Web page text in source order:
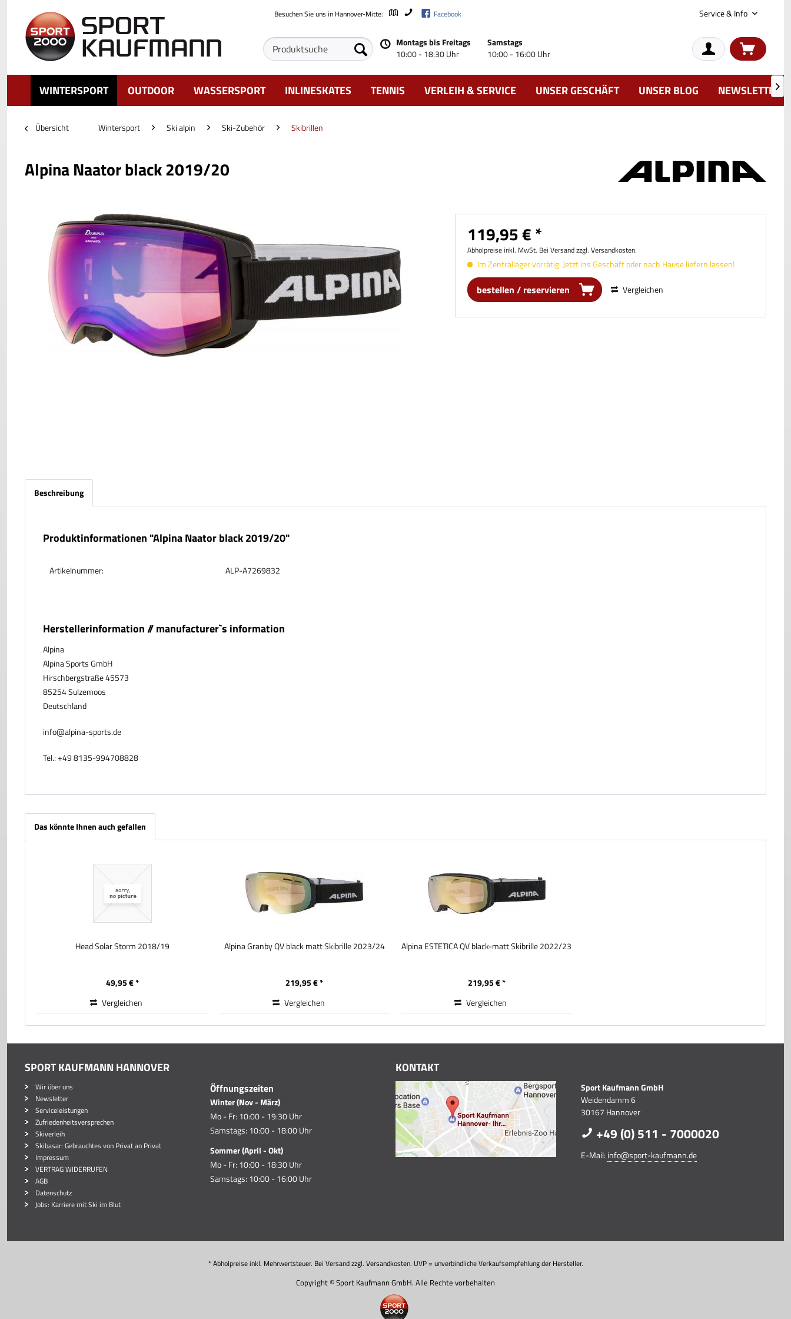
Besuchen Sie uns in Hannover-Mitte: Facebook Service & Info
Montags bis Freitags
10:00 - 18:30 Uhr
Samstags
10:00 - 16:00 Uhr
WINTERSPORT OUTDOOR WASSERSPORT INLINESKATES TENNIS VERLEIH & SERVICE UNSER GESCHÄFT UNSER BLOG NEWSLETTER

Übersicht Wintersport Ski alpin Ski-Zubehör Skibrillen
Alpina Naator black 2019/20
119,95 € *
Abholpreise inkl. MwSt. Bei Versand zzgl. Versandkosten.
Im Zentrallager vorrätig. Jetzt ins Geschäft oder nach Hause liefern lassen!
bestellen / reservieren Vergleichen
Beschreibung
Produktinformationen "Alpina Naator black 2019/20"
Artikelnummer: ALP-A7269832
Herstellerinformation // manufacturer`s information
Alpina
Alpina Sports GmbH
Hirschbergstraße 45573
85254 Sulzemoos
Deutschland
info@alpina-sports.de
Tel.: +49 8135-994708828
Das könnte Ihnen auch gefallen
Head Solar Storm 2018/19
49,95 € *
Vergleichen
Alpina Granby QV black matt Skibrille 2023/24
219,95 € *
Vergleichen
Alpina ESTETICA QV black-matt Skibrille 2022/23
219,95 € *
Vergleichen
SPORT KAUFMANN HANNOVER
Wir über uns
Newsletter
Serviceleistungen
Zufriedenheitsversprechen
Skiverleih
Skibasar: Gebrauchtes von Privat an Privat
Impressum
VERTRAG WIDERRUFEN
AGB
Datenschutz
Jobs: Karriere mit Ski im Blut
Öffnungszeiten
Winter (Nov - März)
Mo - Fr: 10:00 - 19:30 Uhr
Samstags: 10:00 - 18:00 Uhr
Sommer (April - Okt)
Mo - Fr: 10:00 - 18:30 Uhr
Samstags: 10:00 - 16:00 Uhr
KONTAKT
Sport Kaufmann GmbH
Weidendamm 6
30167 Hannover
+49 (0) 511 - 7000020
E-Mail: info@sport-kaufmann.de
* Abholpreise inkl. Mehrwertsteuer. Bei Versand zzgl. Versandkosten. UVP = unverbindliche Verkaufsempfehlung der Hersteller.
Copyright © Sport Kaufmann GmbH. Alle Rechte vorbehalten